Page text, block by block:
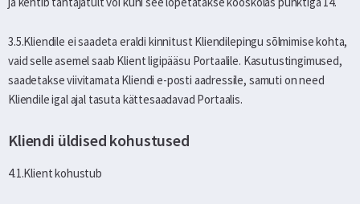
3.5.Kliendile ei saadeta eraldi kinnitust Kliendilepingu sõlmimise kohta,
vaid selle asemel saab Klient ligipääsu Portaalile. Kasutustingimused,
saadetakse viivitamata Kliendi e-posti aadressile, samuti on need
Kliendile igal ajal tasuta kättesaadavad Portaalis.
Kliendi üldised kohustused
4.1.Klient kohustub